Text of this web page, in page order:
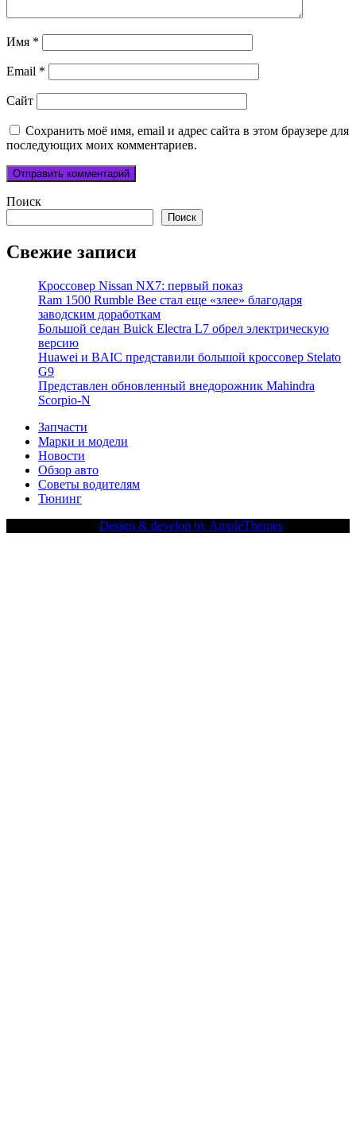
Имя *
Email *
Сайт
Сохранить моё имя, email и адрес сайта в этом браузере для
последующих моих комментариев.
Поиск
Поиск
Свежие записи
Кроссовер Nissan NX7: первый показ
Ram 1500 Rumble Bee стал еще «злее» благодаря
заводским доработкам
Большой седан Buick Electra L7 обрел электрическую
версию
Huawei и BAIC представили большой кроссовер Stelato
G9
Представлен обновленный внедорожник Mahindra
Scorpio-N
Запчасти
Марки и модели
Новости
Обзор авто
Советы водителям
Тюнинг
Design & develop by AmpleThemes